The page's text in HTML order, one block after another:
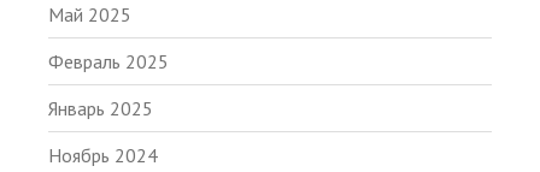
Май 2025
Февраль 2025
Январь 2025
Ноябрь 2024